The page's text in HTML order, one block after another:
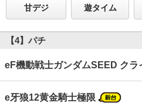
甘デジ 遊タイム
【4】パチ
eF機動戦士ガンダムSEED クラ
e牙狼12黄金騎士極限